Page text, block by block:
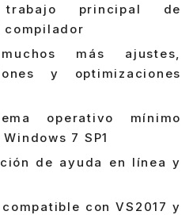
trabajo principal de
más ajustes,
y optimizaciones
operativo mínimo
7 SP1
de ayuda en línea y
con VS2017 y